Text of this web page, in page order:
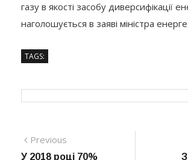
газу в якості засобу диверсифікації
наголошується в заяві міністра
TAGS:
Навігація
Previous
post:
У 2018 році 70%